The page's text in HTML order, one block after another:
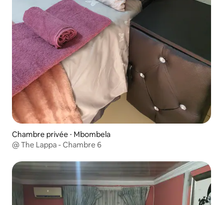
Chambre privée ⋅ Mbombela
@ The Lappa - Chambre 6